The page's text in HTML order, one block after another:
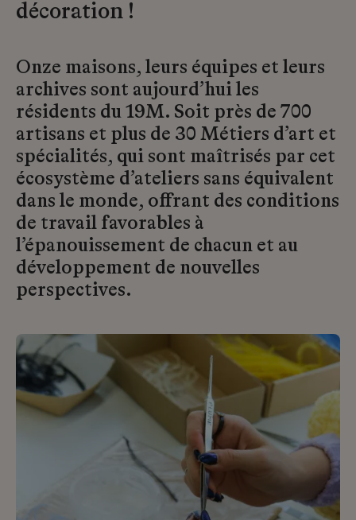
décoration !
Onze maisons, leurs équipes et leurs
archives sont aujourd’hui les
résidents du 19M. Soit près de 700
artisans et plus de 30 Métiers d’art et
spécialités, qui sont maîtrisés par cet
écosystème d’ateliers sans équivalent
dans le monde, offrant des conditions
de travail favorables à
l’épanouissement de chacun et au
développement de nouvelles
perspectives.